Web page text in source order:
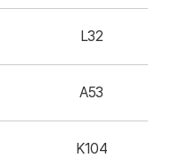
L32
A53
K104